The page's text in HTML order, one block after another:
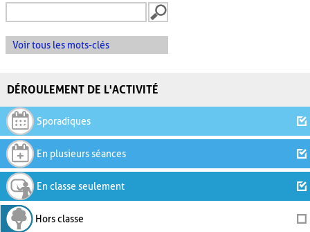
Voir tous les mots-clés
DÉROULEMENT DE L'ACTIVITÉ
Sporadiques
En plusieurs séances
En classe seulement
Hors classe